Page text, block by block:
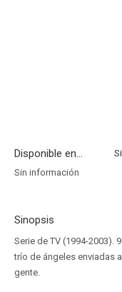
Disponible en...
Sin información
Sinopsis
Serie de TV (1994-2003).
trío de ángeles enviadas
gente.